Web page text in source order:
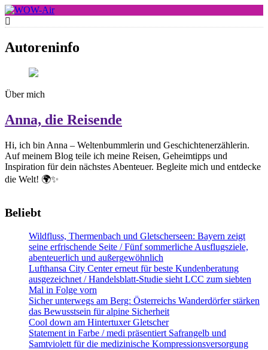
Skip
to
content
WOW-Air
Autoreninfo
Über mich
Anna, die Reisende
Hi, ich bin Anna – Weltenbummlerin und Geschichtenerzählerin.
Auf meinem Blog teile ich meine Reisen, Geheimtipps und
Inspiration für dein nächstes Abenteuer. Begleite mich und entdecke
die Welt! 🌍✨
Beliebt
Wildfluss, Thermenbach und Gletscherseen: Bayern zeigt
seine erfrischende Seite / Fünf sommerliche Ausflugsziele,
abenteuerlich und außergewöhnlich
Lufthansa City Center erneut für beste Kundenberatung
ausgezeichnet / Handelsblatt-Studie sieht LCC zum siebten
Mal in Folge vorn
Sicher unterwegs am Berg: Österreichs Wanderdörfer stärken
das Bewusstsein für alpine Sicherheit
Cool down am Hintertuxer Gletscher
Statement in Farbe / medi präsentiert Safrangelb und
Samtviolett für die medizinische Kompressionsversorgung